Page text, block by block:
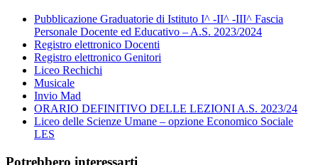
Pubblicazione Graduatorie di Istituto I^ -II^ -III^ Fascia
Personale Docente ed Educativo – A.S. 2023/2024
Registro elettronico Docenti
Registro elettronico Genitori
Liceo Rechichi
Musicale
Invio Mad
ORARIO DEFINITIVO DELLE LEZIONI A.S. 2023/24
Liceo delle Scienze Umane – opzione Economico Sociale
LES
Potrebbero interessarti